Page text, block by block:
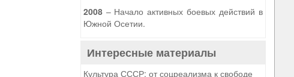
2008– Начало активных боевых действий в
Южной Осетии.
Интересные материалы
Культура СССР: от соцреализма к свободе